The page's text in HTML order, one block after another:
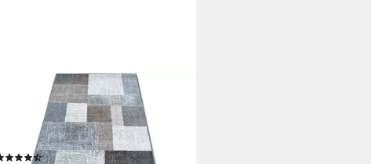
FLOORDIREKT
Läufer Lucano, Teppichläufer
erhältlich in vielen Farben & Größen,
rechteckig
(350)